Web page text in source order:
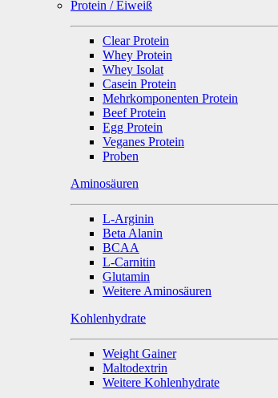
Protein / Eiweiß
Clear Protein
Whey Protein
Whey Isolat
Casein Protein
Mehrkomponenten Protein
Beef Protein
Egg Protein
Veganes Protein
Proben
Aminosäuren
L-Arginin
Beta Alanin
BCAA
L-Carnitin
Glutamin
Weitere Aminosäuren
Kohlenhydrate
Weight Gainer
Maltodextrin
Weitere Kohlenhydrate